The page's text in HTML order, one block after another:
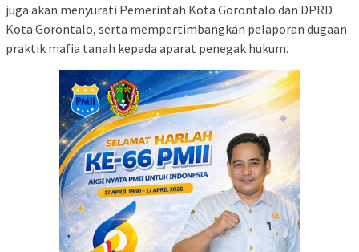
juga akan menyurati Pemerintah Kota Gorontalo dan DPRD
Kota Gorontalo, serta mempertimbangkan pelaporan dugaan
praktik mafia tanah kepada aparat penegak hukum.